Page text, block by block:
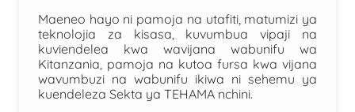
Maeneo hayo ni pamoja na utafiti, matumizi ya
teknolojia za kisasa, kuvumbua vipaji na
kuviendelea kwa wavijana wabunifu wa
Kitanzania, pamoja na kutoa fursa kwa vijana
wavumbuzi na wabunifu ikiwa ni sehemu ya
kuendeleza Sekta ya TEHAMA nchini.